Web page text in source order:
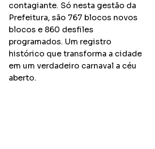
contagiante. Só nesta gestão da
Prefeitura, são 767 blocos novos
blocos e 860 desfiles
programados. Um registro
histórico que transforma a cidade
em um verdadeiro carnaval a céu
aberto.